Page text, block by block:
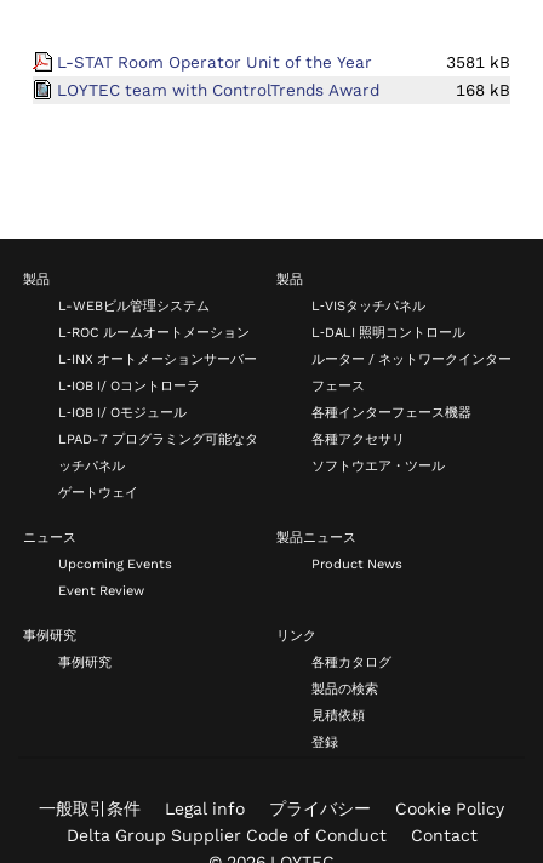
L-STAT Room Operator Unit of the Year
3581 kB
LOYTEC team with ControlTrends Award
168 kB
製品
L-WEBビル管理システム
L‑ROC ルームオートメーション
L‑INX オートメーションサーバー
L‑IOB I/ Oコントローラ
L‑IOB I/ Oモジュール
LPAD-7 プログラミング可能なタ
ッチパネル
ゲートウェイ
製品
L‑VISタッチパネル
L‑DALI 照明コントロール
ルーター / ネットワークインター
フェース
各種インターフェース機器
各種アクセサリ
ソフトウエア・ツール
ニュース
Upcoming Events
Event Review
製品ニュース
Product News
事例研究
事例研究
リンク
各種カタログ
製品の検索
見積依頼
登録
一般取引条件 Legal info プライバシー
Cookie Policy
Delta Group Supplier Code of Conduct
Contact